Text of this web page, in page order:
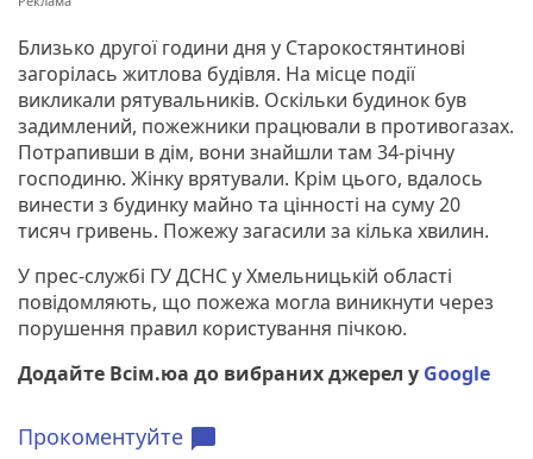
Близько другої години дня у Старокостянтинові
загорілась житлова будівля. На місце події
викликали рятувальників. Оскільки будинок був
задимлений, пожежники працювали в противогазах.
Потрапивши в дім, вони знайшли там 34-річну
господиню. Жінку врятували. Крім цього, вдалось
винести з будинку майно та цінності на суму 20
тисяч гривень. Пожежу загасили за кілька хвилин.
У прес-службі ГУ ДСНС у Хмельницькій області
повідомляють, що пожежа могла виникнути через
порушення правил користування пічкою.
Додайте Всім.юа до вибраних джерел у Google
Прокоментуйте chat_bubble